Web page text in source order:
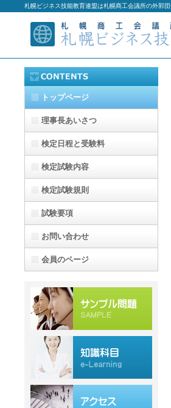
札幌ビジネス技能教育連盟は札幌商工会議所の外郭団
トップページ
理事長あいさつ
検定日程と受験料
検定試験内容
検定試験規則
試験要項
お問い合わせ
会員のページ